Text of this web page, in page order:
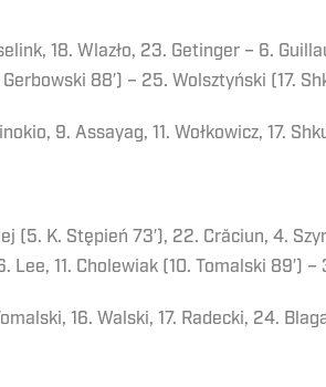
18. Wlazło, 23. Getinger – 6.
88′) – 25. Wolsztyński (17.
9. Assayag, 11. Wołkowicz, 17.
(5. K. Stępień 73′), 22. Crăciun, 4.
Lee, 11. Cholewiak (10. Tomalski 89′)
16. Walski, 17. Radecki, 24.